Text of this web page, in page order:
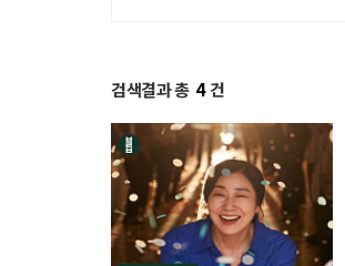
검색결과 총 4 건